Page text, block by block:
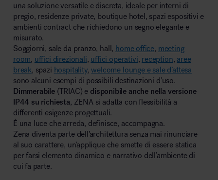
una soluzione versatile e discreta, ideale per interni di
pregio, residenze private, boutique hotel, spazi espositivi e
ambienti contract che richiedono un segno elegante e
misurato.
Soggiorni, sale da pranzo, hall, home office, meeting
room, uffici direzionali, uffici operativi, reception, aree
break, spazi hospitality,welcome lounge e sale d’attesa
sono alcuni esempi di possibili destinazioni d’uso.
Dimmerabile(TRIAC) e disponibile anche nella versione
IP44 su richiesta, ZENA si adatta con flessibilità a
differenti esigenze progettuali.
È una luce che arreda, definisce, accompagna.
Zena diventa parte dell’architettura senza mai rinunciare
al suo carattere, un’applique che smette di essere statica
per farsi elemento dinamico e narrativo dell’ambiente di
cui fa parte.